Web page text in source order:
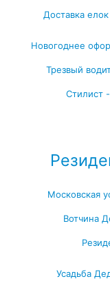
Доставка
Новогоднее
Трезвый
Стилист
Московская
Вотчина
Усадьба